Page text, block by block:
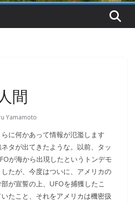
間
Yamamoto
に何かあって情報が氾濫します
タが出てきたような。以前、タッ
が海から出現したというトンデモ
たが、今度はついに、アメリカの
が宣誓の上、UFOを捕獲したこ
たこと、それをアメリカは機密扱